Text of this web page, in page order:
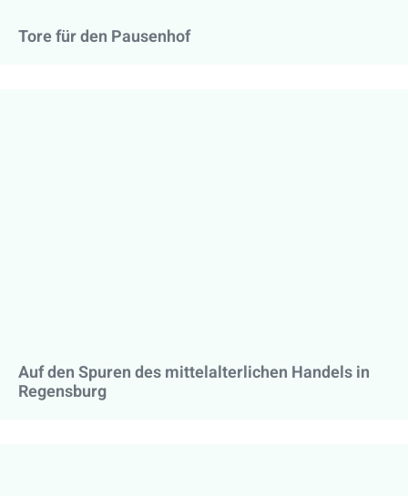
Tore für den Pausenhof
Auf den Spuren des mittelalterlichen Handels in
Regensburg